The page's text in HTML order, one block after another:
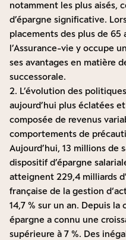
notamment les plus aisés,
d’épargne significative.
placements des plus de 65
l’Assurance-vie y occupe
ses avantages en matière
successorale.
2. L’évolution des
aujourd’hui plus éclatées
composée de revenus
comportements de
Aujourd’hui, 13 millions de
dispositif d’épargne
atteignent 229,4 milliards
française de la gestion
14,7 % sur un an. Depuis
épargne a connu une
supérieure à 7 %. Des